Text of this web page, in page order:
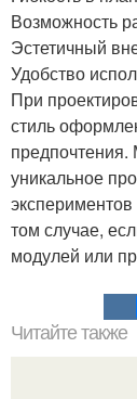
Возможность
Эстетичный
Удобство
При
стиль
предпочтения.
уникальное
том случае,
модулей или
Читайте также